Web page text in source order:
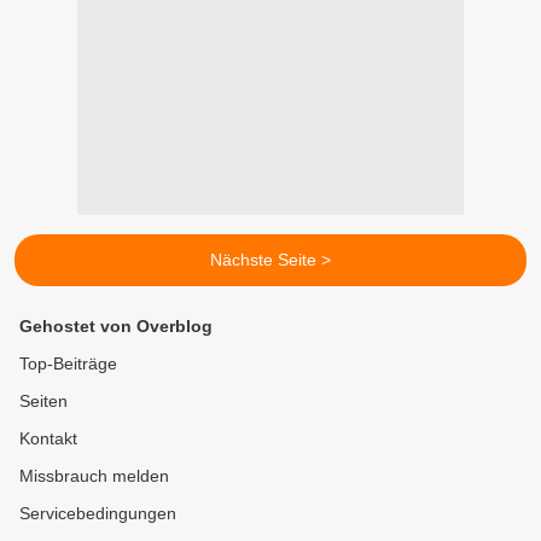
Nächste Seite >
Gehostet von Overblog
Top-Beiträge
Seiten
Kontakt
Missbrauch melden
Servicebedingungen